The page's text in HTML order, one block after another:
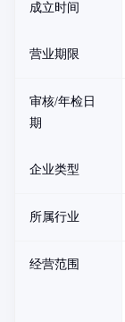
成立时间
营业期限
审核/年检日
期
企业类型
所属行业
经营范围